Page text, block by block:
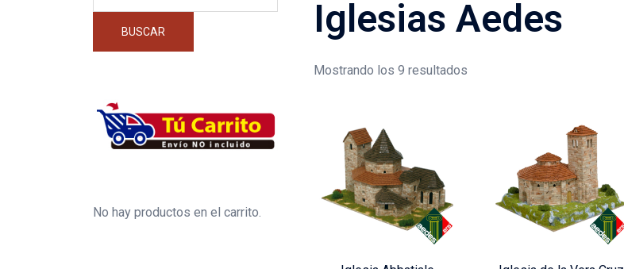
Iglesias Aedes
Mostrando los 9 resultados
BUSCAR
No hay productos en el carrito.